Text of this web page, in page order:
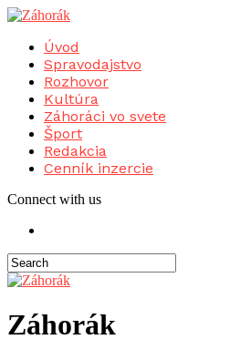
Úvod
Spravodajstvo
Rozhovor
Kultúra
Záhoráci vo svete
Šport
Redakcia
Cenník inzercie
Connect with us
Záhorák